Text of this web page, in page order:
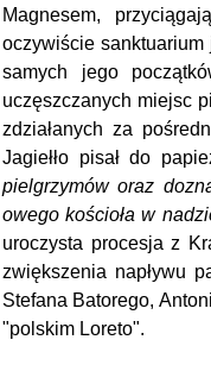
Magnesem,
oczywiście
samych jego
uczęszczanych miejsc
zdziałanych za
Jagiełło pisał do
pielgrzymów oraz
owego kościoła w
uroczysta procesja z
zwiększenia napływu
Stefana Batorego,
"polskim Loreto".